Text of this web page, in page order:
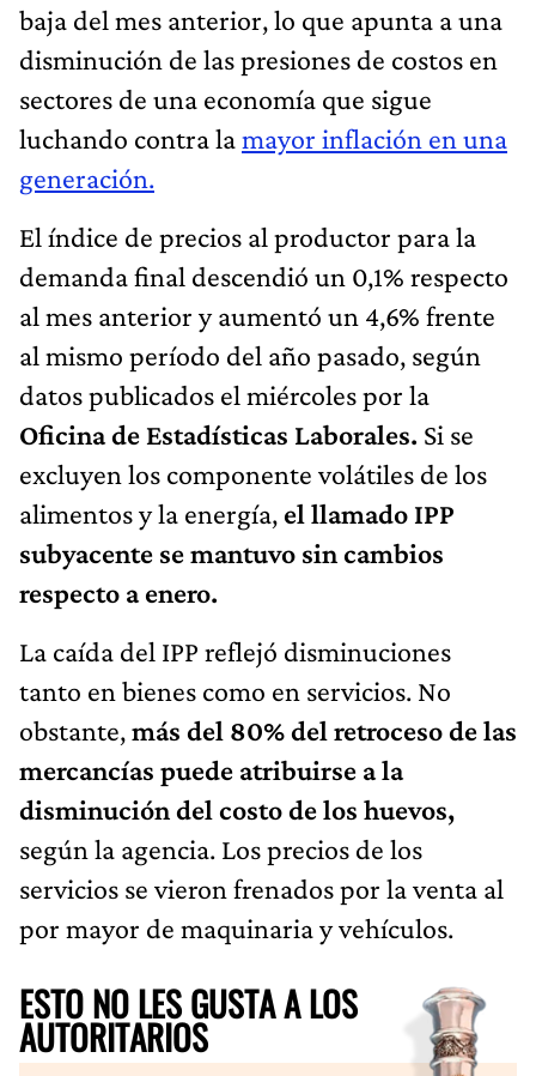
baja del mes anterior, lo que apunta a una
disminución de las presiones de costos en
sectores de una economía que sigue
luchando contra lamayor inflación en una
generación.
El índice de precios al productor para la
demanda final descendió un 0,1% respecto
al mes anterior y aumentó un 4,6% frente
al mismo período del año pasado, según
datos publicados el miércoles por la
Oficina de Estadísticas Laborales. Si se
excluyen los componente volátiles de los
alimentos y la energía, el llamado IPP
subyacente se mantuvo sin cambios
respecto a enero.
La caída del IPP reflejó disminuciones
tanto en bienes como en servicios. No
obstante,más del 80% del retroceso de las
mercancías puede atribuirse a la
disminución del costo de los huevos,
según la agencia. Los precios de los
servicios se vieron frenados por la venta al
por mayor de maquinaria y vehículos.
ESTO NO LES GUSTA A LOS
AUTORITARIOS